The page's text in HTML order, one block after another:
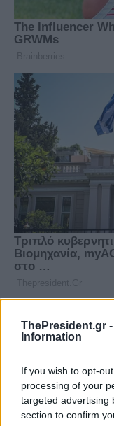
ThePresident.gr -
Information
If you wish to opt-
processing of your
targeted advertising
section to confirm